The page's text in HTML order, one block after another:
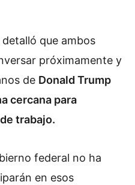
que ambos
próximamente y
de Donald Trump
cercana para
trabajo.
federal no ha
en esos